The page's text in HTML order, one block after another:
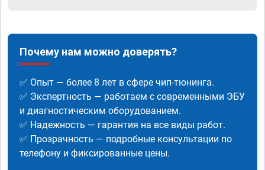
Почему нам можно доверять?
✅ Опыт — более 8 лет в сфере чип-тюнинга.
✅ Экспертность — работаем с современными ЭБУ
и диагностическим оборудованием.
✅ Надежность — гарантия на все виды работ.
✅ Прозрачность — подробные консультации по
телефону и фиксированные цены.